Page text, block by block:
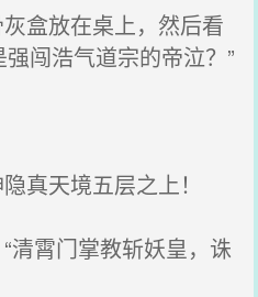
盒放在桌上，然后看
闯浩气道宗的帝泣？”
真天境五层之上！
霄门掌教斩妖皇，诛